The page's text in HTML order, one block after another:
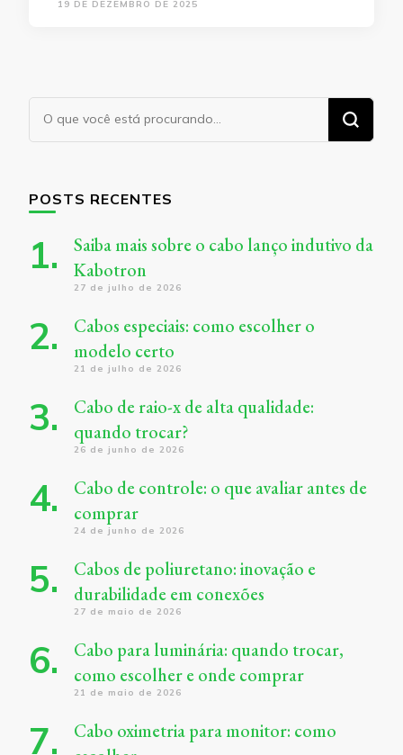
19 DE DEZEMBRO DE 2025
Procurando
algo?
POSTS RECENTES
Saiba mais sobre o cabo lanço indutivo da
Kabotron
27 de julho de 2026
Cabos especiais: como escolher o
modelo certo
21 de julho de 2026
Cabo de raio-x de alta qualidade:
quando trocar?
26 de junho de 2026
Cabo de controle: o que avaliar antes de
comprar
24 de junho de 2026
Cabos de poliuretano: inovação e
durabilidade em conexões
27 de maio de 2026
Cabo para luminária: quando trocar,
como escolher e onde comprar
21 de maio de 2026
Cabo oximetria para monitor: como